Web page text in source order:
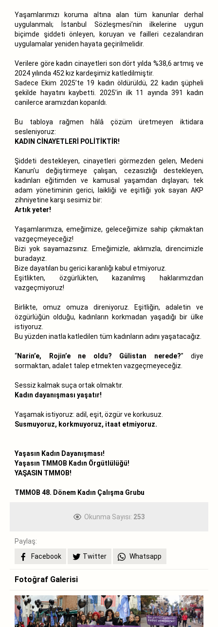
Yaşamlarımızı koruma altına alan tüm kanunlar derhal
uygulanmalı; İstanbul Sözleşmesi’nin ilkelerine uygun
biçimde şiddeti önleyen, koruyan ve failleri cezalandıran
uygulamalar yeniden hayata geçirilmelidir.
Verilere göre kadın cinayetleri son dört yılda %38,6 artmış ve
2024 yılında 452 kız kardeşimiz katledilmiştir.
Sadece Ekim 2025’te 19 kadın öldürüldü, 22 kadın şüpheli
şekilde hayatını kaybetti. 2025’in ilk 11 ayında 391 kadın
canilerce aramızdan koparıldı.
Bu tabloya rağmen hâlâ çözüm üretmeyen iktidara
sesleniyoruz:
KADIN CİNAYETLERİ POLİTİKTİR!
Şiddeti destekleyen, cinayetleri görmezden gelen, Medeni
Kanun’u değiştirmeye çalışan, cezasızlığı destekleyen,
kadınları eğitimden ve kamusal yaşamdan dışlayan; tek
adam yönetiminin gerici, laikliği ve eşitliği yok sayan AKP
zihniyetine karşı sesimiz bir:
Artık yeter!
Yaşamlarımıza, emeğimize, geleceğimize sahip çıkmaktan
vazgeçmeyeceğiz!
Bizi yok sayamazsınız. Emeğimizle, aklımızla, direncimizle
buradayız.
Bize dayatılan bu gerici karanlığı kabul etmiyoruz.
Eşitlikten, özgürlükten, kazanılmış haklarımızdan
vazgeçmiyoruz!
Birlikte, omuz omuza direniyoruz. Eşitliğin, adaletin ve
özgürlüğün olduğu, kadınların korkmadan yaşadığı bir ülke
istiyoruz.
Bu yüzden inatla katledilen tüm kadınların adını yaşatacağız.
“Narin’e, Rojin’e ne oldu? Gülistan nerede?” diye
sormaktan, adalet talep etmekten vazgeçmeyeceğiz.
Sessiz kalmak suça ortak olmaktır.
Kadın dayanışması yaşatır!
Yaşamak istiyoruz: adil, eşit, özgür ve korkusuz.
Susmuyoruz, korkmuyoruz, itaat etmiyoruz.
Yaşasın Kadın Dayanışması!
Yaşasın TMMOB Kadın Örgütlülüğü!
YAŞASIN TMMOB!
TMMOB 48. Dönem Kadın Çalışma Grubu
Okunma Sayısı: 253
Paylaş:
Facebook
Twitter Whatsapp
Fotoğraf Galerisi